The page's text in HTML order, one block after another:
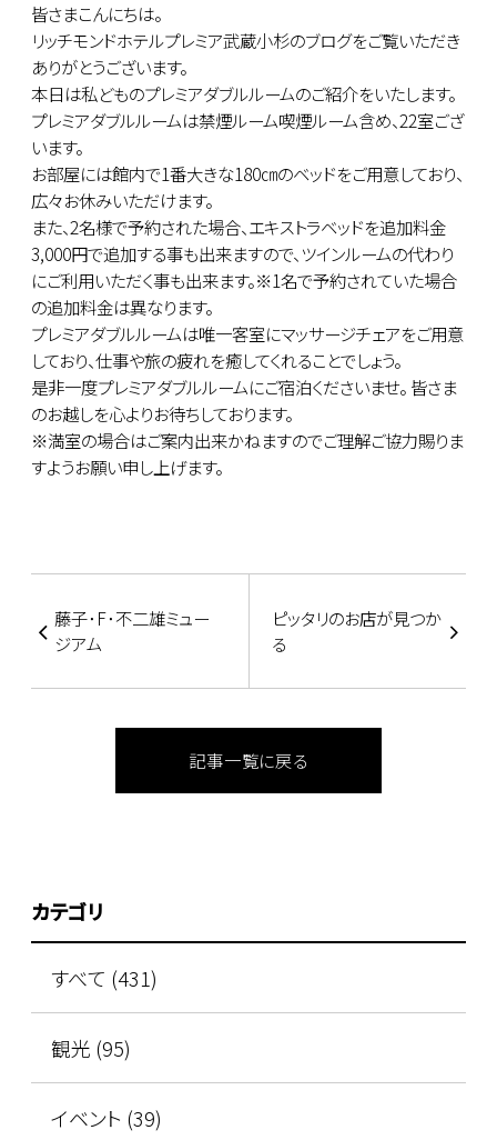
皆さまこんにちは。
リッチモンドホテルプレミア武蔵小杉のブログをご覧いただき
ありがとうございます。
本日は私どものプレミアダブルルームのご紹介をいたします。
プレミアダブルルームは禁煙ルーム喫煙ルーム含め、22室ござ
います。
お部屋には館内で1番大きな180㎝のベッドをご用意しており、
広々お休みいただけます。
また、2名様で予約された場合、エキストラベッドを追加料金
3,000円で追加する事も出来ますので、ツインルームの代わり
にご利用いただく事も出来ます。※1名で予約されていた場合
の追加料金は異なります。
プレミアダブルルームは唯一客室にマッサージチェアをご用意
しており、仕事や旅の疲れを癒してくれることでしょう。
是非一度プレミアダブルルームにご宿泊くださいませ。 皆さま
のお越しを心よりお待ちしております。
※満室の場合はご案内出来かねますのでご理解ご協力賜りま
すようお願い申し上げます。
藤子･F･不二雄ミュー
ジアム
ピッタリのお店が見つか
る
記事一覧に戻る
カテゴリ
すべて (431)
観光 (95)
イベント (39)